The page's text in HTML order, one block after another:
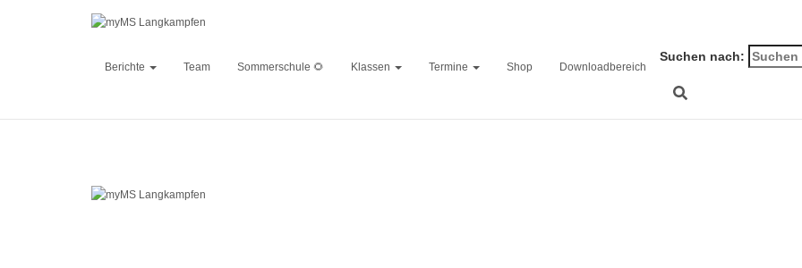
Berichte Team Sommerschule 🌻 Klassen Termine Shop Downloadbereich
Suchen nach: